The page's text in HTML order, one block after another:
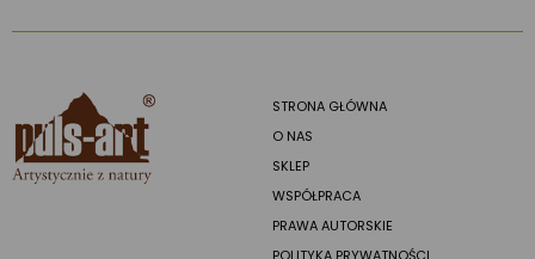
STRONA GŁÓWNA
O NAS
SKLEP
WSPÓŁPRACA
PRAWA AUTORSKIE